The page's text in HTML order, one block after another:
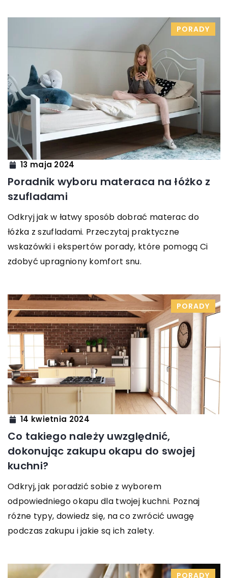
PORADY
13 maja 2024
Poradnik wyboru materaca na łóżko z
szufladami
Odkryj jak w łatwy sposób dobrać materac do
łóżka z szufladami. Przeczytaj praktyczne
wskazówki i ekspertów porady, które pomogą Ci
zdobyć upragniony komfort snu.
PORADY
14 kwietnia 2024
Co takiego należy uwzględnić,
dokonując zakupu okapu do swojej
kuchni?
Odkryj, jak poradzić sobie z wyborem
odpowiedniego okapu dla twojej kuchni. Poznaj
różne typy, dowiedz się, na co zwrócić uwagę
podczas zakupu i jakie są ich zalety.
PORADY